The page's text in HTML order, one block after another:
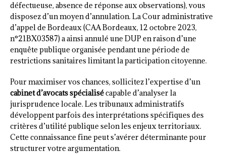
défectueuse, absence de réponse aux observations), vous
disposez d’un moyen d’annulation. La Cour administrative
d’appel de Bordeaux (CAA Bordeaux, 12 octobre 2023,
n°21BX03587) a ainsi annulé une DUP en raison d’une
enquête publique organisée pendant une période de
restrictions sanitaires limitant la participation citoyenne.
Pour maximiser vos chances, sollicitez l’expertise d’un
cabinet d’avocats spécialisécapable d’analyser la
jurisprudence locale. Les tribunaux administratifs
développent parfois des interprétations spécifiques des
critères d’utilité publique selon les enjeux territoriaux.
Cette connaissance fine peut s’avérer déterminante pour
structurer votre argumentation.